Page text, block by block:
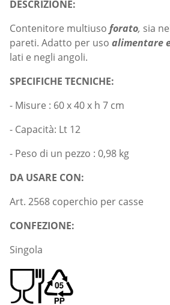
DESCRIZIONE:
Contenitore multiuso forato, sia
pareti. Adatto per uso alimentare
lati e negli angoli.
SPECIFICHE TECNICHE:
- Misure : 60 x 40 x h 7 cm
- Capacità: Lt 12
- Peso di un pezzo : 0,98 kg
DA USARE CON:
Art. 2568 coperchio per casse
CONFEZIONE:
Singola